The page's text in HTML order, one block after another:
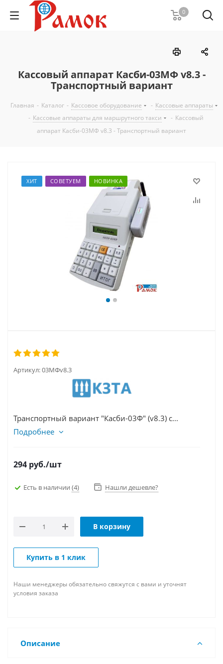
0
Кассовый аппарат Касби-03МФ v8.3 -
Транспортный вариант
Главная - Каталог - Кассовое оборудование - Кассовые аппараты
- Кассовые аппараты для маршрутного такси - Кассовый
аппарат Касби-03МФ v8.3 - Транспортный вариант
ХИТ СОВЕТУЕМ НОВИНКА
Артикул:03МФv8.3
Транспортный вариант "Касби-03Ф" (v8.3) с...
Подробнее
294 руб./шт
Есть в наличии (4) Нашли дешевле?
В корзину
Купить в 1 клик
Наши менеджеры обязательно свяжутся с вами и уточнят
условия заказа
Описание